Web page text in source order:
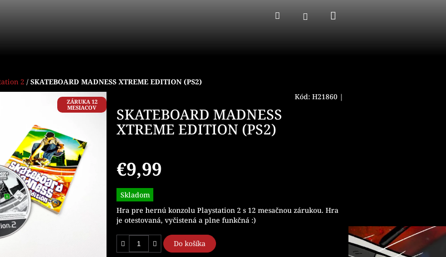
Hľadať Prihlásenie
2 / SKATEBOARD MADNESS XTREME EDITION (PS2)
ZÁRUKA 12
MESIACOV
Kód: H21860 |
SKATEBOARD MADNESS
XTREME EDITION (PS2)
€9,99
Jednotková
cena:
Skladom
Hra pre hernú konzolu Playstation 2 s 12 mesačnou zárukou. Hra
je otestovaná, vyčistená a plne funkčná :)
Do košíka